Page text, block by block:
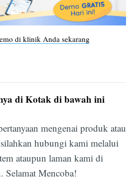
di klinik Anda sekarang
di Kotak di bawah ini
mengenai produk atau
hubungi kami melalui
ataupun laman kami di
Selamat Mencoba!
Subscribe